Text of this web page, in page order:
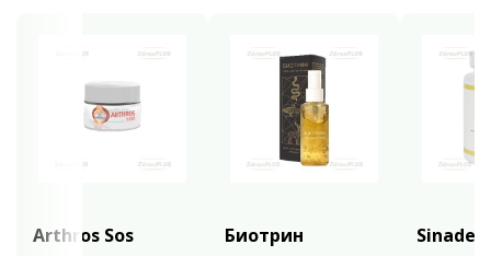
Arthros Sos Биотрин Sinaden